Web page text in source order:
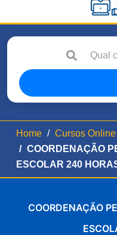
Home
Cursos Online
COORDENAÇÃO
ESCOLAR 240
COORDENAÇÃO